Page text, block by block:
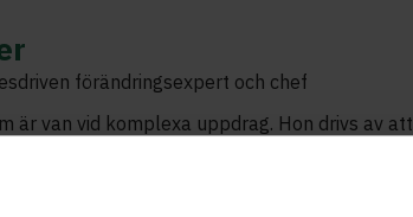
förändringsexpert och chef
är van vid komplexa uppdrag. Hon drivs av att
med att hitta ett högre syfte, och
meningsfullhet och engagemang genom hela